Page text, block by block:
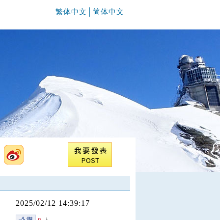
繁体中文 简体中文
2025/02/12 14:39:17